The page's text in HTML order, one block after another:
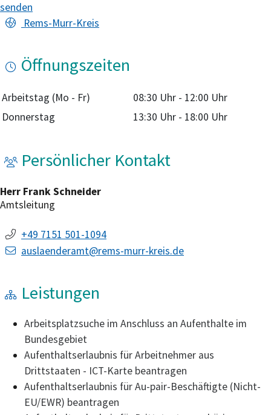
senden
Rems-Murr-Kreis
Öffnungszeiten
Arbeitstag (Mo - Fr) 08:30 Uhr - 12:00 Uhr
Donnerstag
13:30 Uhr - 18:00 Uhr
Persönlicher Kontakt
Herr FrankSchneider
Amtsleitung
+49 7151 501-1094
auslaenderamt@rems-murr-kreis.de
Leistungen
Arbeitsplatzsuche im Anschluss an Aufenthalte im
Bundesgebiet
Aufenthaltserlaubnis für Arbeitnehmer aus
Drittstaaten - ICT-Karte beantragen
Aufenthaltserlaubnis für Au-pair-Beschäftigte (Nicht-
EU/EWR) beantragen